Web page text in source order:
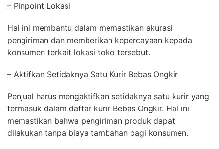
– Pinpoint Lokasi
Hal ini membantu dalam memastikan akurasi
pengiriman dan memberikan kepercayaan kepada
konsumen terkait lokasi toko tersebut.
– Aktifkan Setidaknya Satu Kurir Bebas Ongkir
Penjual harus mengaktifkan setidaknya satu kurir yang
termasuk dalam daftar kurir Bebas Ongkir. Hal ini
memastikan bahwa pengiriman produk dapat
dilakukan tanpa biaya tambahan bagi konsumen.